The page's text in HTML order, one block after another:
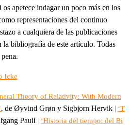
apetece indagar un poco más en los
representaciones del continuo
a cualquiera de las publicaciones
la bibliografía de este artículo. Todas
Icke
Theory of Relativity: With Modern
, de Øyvind Grøn y Sigbjorn Hervik | ‘T
Pauli | ‘Historia del tiempo: del Bi